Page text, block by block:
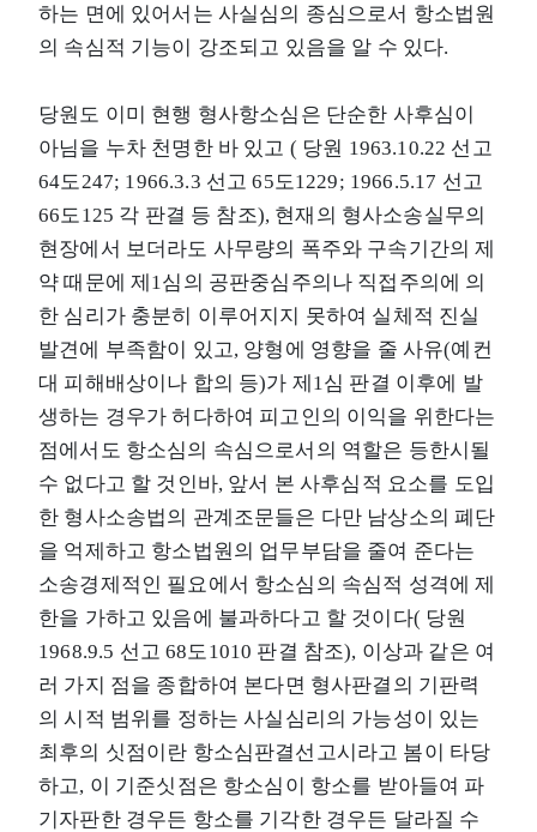
하는 면에 있어서는 사실심의 종심으로서 항소법원
의 속심적 기능이 강조되고 있음을 알 수 있다.
당원도 이미 현행 형사항소심은 단순한 사후심이
아님을 누차 천명한 바 있고 ( 당원 1963.10.22 선고
64도247; 1966.3.3 선고 65도1229; 1966.5.17 선고
66도125 각 판결 등 참조), 현재의 형사소송실무의
현장에서 보더라도 사무량의 폭주와 구속기간의 제
약 때문에 제1심의 공판중심주의나 직접주의에 의
한 심리가 충분히 이루어지지 못하여 실체적 진실
발견에 부족함이 있고, 양형에 영향을 줄 사유(예컨
대 피해배상이나 합의 등)가 제1심 판결 이후에 발
생하는 경우가 허다하여 피고인의 이익을 위한다는
점에서도 항소심의 속심으로서의 역할은 등한시될
수 없다고 할 것인바, 앞서 본 사후심적 요소를 도입
한 형사소송법의 관계조문들은 다만 남상소의 폐단
을 억제하고 항소법원의 업무부담을 줄여 준다는
소송경제적인 필요에서 항소심의 속심적 성격에 제
한을 가하고 있음에 불과하다고 할 것이다( 당원
1968.9.5 선고 68도1010 판결 참조), 이상과 같은 여
러 가지 점을 종합하여 본다면 형사판결의 기판력
의 시적 범위를 정하는 사실심리의 가능성이 있는
최후의 싯점이란 항소심판결선고시라고 봄이 타당
하고, 이 기준싯점은 항소심이 항소를 받아들여 파
기자판한 경우든 항소를 기각한 경우든 달라질 수